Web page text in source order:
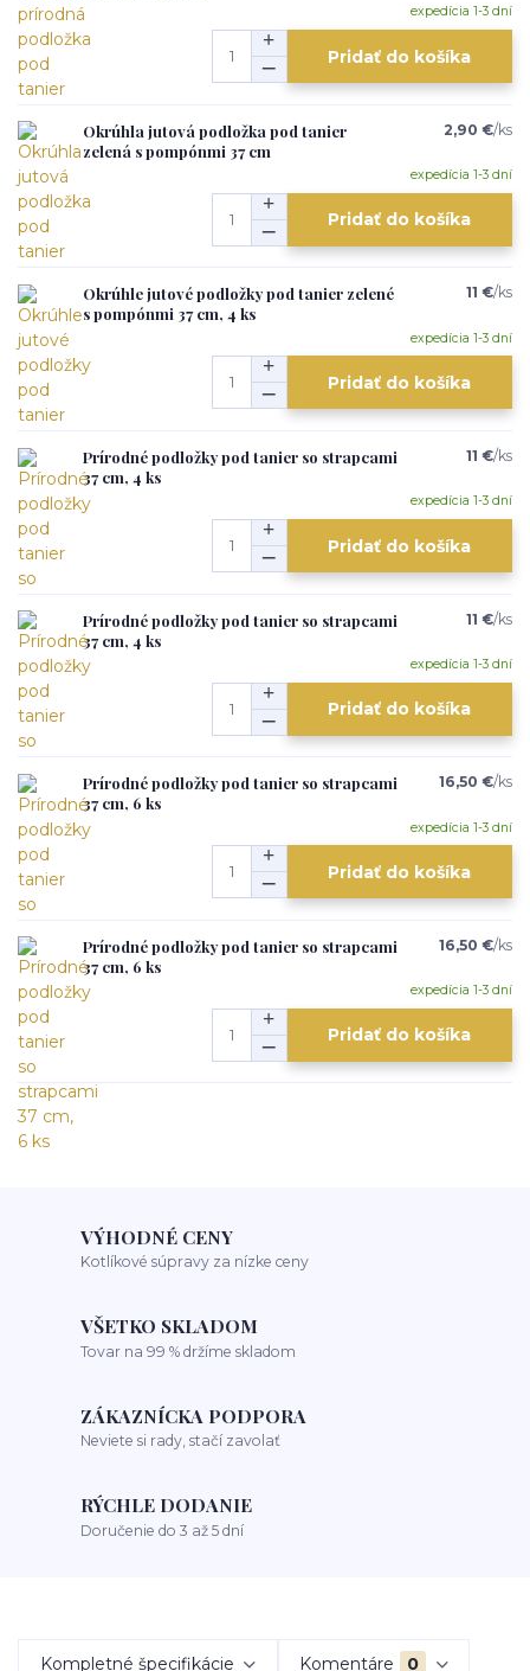
expedícia 1-3 dní
Pridať do košíka
Okrúhla jutová podložka pod tanier
zelená s pompónmi 37 cm
2,90 €/ks
expedícia 1-3 dní
Pridať do košíka
Okrúhle jutové podložky pod tanier zelené
s pompónmi 37 cm, 4 ks
11 €/ks
expedícia 1-3 dní
Pridať do košíka
Prírodné podložky pod tanier so strapcami
37 cm, 4 ks
11 €/ks
expedícia 1-3 dní
Pridať do košíka
Prírodné podložky pod tanier so strapcami
37 cm, 4 ks
11 €/ks
expedícia 1-3 dní
Pridať do košíka
Prírodné podložky pod tanier so strapcami
37 cm, 6 ks
16,50 €/ks
expedícia 1-3 dní
Pridať do košíka
Prírodné podložky pod tanier so strapcami
37 cm, 6 ks
16,50 €/ks
expedícia 1-3 dní
Pridať do košíka
VÝHODNÉ CENY
Kotlíkové súpravy za nízke ceny
VŠETKO SKLADOM
Tovar na 99 % držíme skladom
ZÁKAZNÍCKA PODPORA
Neviete si rady, stačí zavolať
RÝCHLE DODANIE
Doručenie do 3 až 5 dní
Kompletné špecifikácie Komentáre 0